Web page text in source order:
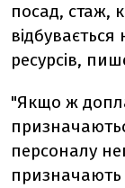
посад, стаж,
ресурсів,
"Якщо ж
персоналу
призначають